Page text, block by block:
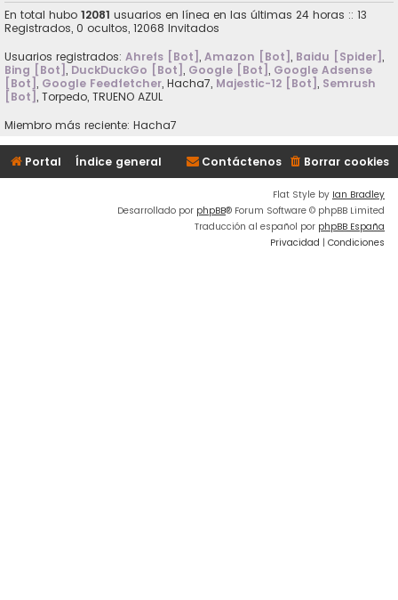
En total hubo 12081 usuarios en línea en las últimas 24 horas :: 13
Registrados, 0 ocultos, 12068 Invitados
Usuarios registrados: Ahrefs [Bot], Amazon [Bot], Baidu [Spider],
Bing [Bot], DuckDuckGo [Bot], Google [Bot], Google Adsense
[Bot], Google Feedfetcher, Hacha7, Majestic-12 [Bot], Semrush
[Bot], Torpedo, TRUENO AZUL
Miembro más reciente: Hacha7
Portal Índice general Borrar cookies
Contáctenos
Flat Style by Ian Bradley
Desarrollado por phpBB® Forum Software © phpBB Limited
Traducción al español por phpBB España
Privacidad | Condiciones